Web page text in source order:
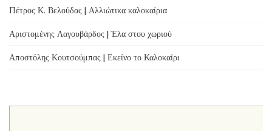
Πέτρος Κ. Βελούδας | Αλλιώτικα καλοκαίρια
Αριστομένης Λαγουβάρδος | Έλα στου χωριού
Αποστόλης Κουτσούμπας | Εκείνο το Καλοκαίρι